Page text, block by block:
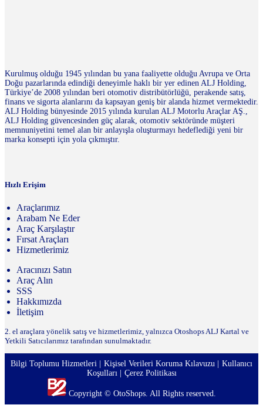
Kurulmuş olduğu 1945 yılından bu yana faaliyette olduğu Avrupa ve Orta
Doğu pazarlarında edindiği deneyimle haklı bir yer edinen ALJ Holding,
Türkiye’de 2008 yılından beri otomotiv distribütörlüğü, perakende satış,
finans ve sigorta alanlarını da kapsayan geniş bir alanda hizmet vermektedir.
ALJ Holding bünyesinde 2015 yılında kurulan ALJ Motorlu Araçlar AŞ.,
ALJ Holding güvencesinden güç alarak, otomotiv sektöründe müşteri
memnuniyetini temel alan bir anlayışla oluşturmayı hedeflediği yeni bir
marka konsepti için yola çıkmıştır.
Hızlı Erişim
Araçlarımız
Arabam Ne Eder
Araç Karşılaştır
Fırsat Araçları
Hizmetlerimiz
Aracınızı Satın
Araç Alın
SSS
Hakkımızda
İletişim
2. el araçlara yönelik satış ve hizmetlerimiz, yalnızca Otoshops ALJ Kartal ve
Yetkili Satıcılarımız tarafından sunulmaktadır.
Copyright © OtoShops. All Rights reserved.
Bilgi Toplumu Hizmetleri Kişisel Verileri Koruma Kılavuzu
Kullanıcı
Koşulları
Çerez Politikası